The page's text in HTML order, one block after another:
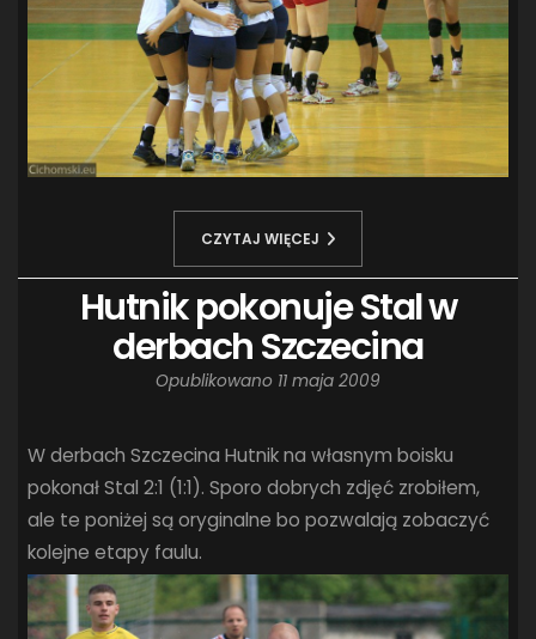
CZYTAJ WIĘCEJ
Hutnik pokonuje Stal w
derbach Szczecina
Opublikowano 11 maja 2009
W derbach Szczecina Hutnik na własnym boisku
pokonał Stal 2:1 (1:1). Sporo dobrych zdjęć zrobiłem,
ale te poniżej są oryginalne bo pozwalają zobaczyć
kolejne etapy faulu.